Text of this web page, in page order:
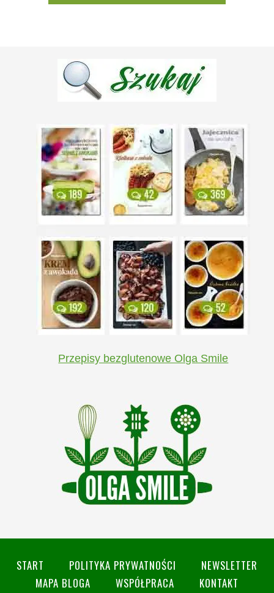
Przepisy bezglutenowe Olga Smile
START POLITYKA PRYWATNOŚCI
NEWSLETTER
MAPA BLOGA
WSPÓŁPRACA
KONTAKT